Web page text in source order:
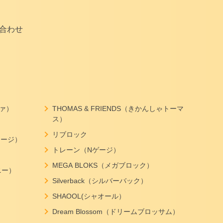
わせ
）
ジ）
）
THOMAS & FRIENDS（きかんしゃトーマ
ス）
リブロック
トレーン（Nゲージ）
MEGA BLOKS（メガブロック）
Silverback（シルバーバック）
SHAOOL(シャオール）
Dream Blossom（ドリームブロッサム）